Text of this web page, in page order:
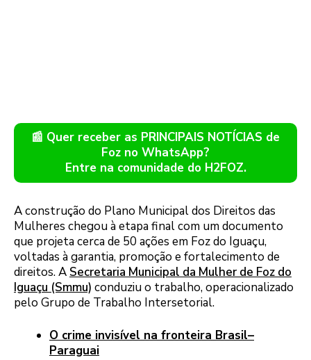
📰 Quer receber as PRINCIPAIS NOTÍCIAS de
Foz no WhatsApp?
Entre na comunidade do H2FOZ.
A construção do Plano Municipal dos Direitos das
Mulheres chegou à etapa final com um documento
que projeta cerca de 50 ações em Foz do Iguaçu,
voltadas à garantia, promoção e fortalecimento de
direitos. A Secretaria Municipal da Mulher de Foz do
Iguaçu (Smmu) conduziu o trabalho, operacionalizado
pelo Grupo de Trabalho Intersetorial.
O crime invisível na fronteira Brasil–
Paraguai